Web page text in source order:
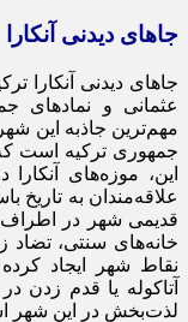
جاهای دیدنی آنکارا
جاهای دیدنی آنکارا
عثمانی و نمادهای
مهم‌ترین جاذبه این
جمهوری ترکیه است که
این، موزه‌های
علاقه‌مندان به تاریخ
قدیمی شهر در اطراف
خانه‌های سنتی، تضاد
نقاط شهر ایجاد
آتاکوله یا قدم زدن
لذت‌بخش در این شهر